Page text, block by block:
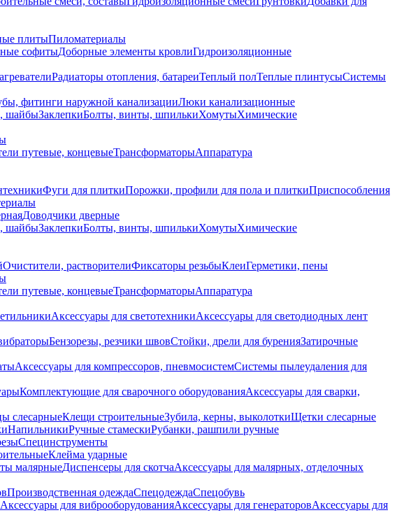
плитыПиломатериалы
софитыДоборные элементы кровлиГидроизоляционные
Радиаторы отопления, батареиТеплый полТеплые плинтусыСистемы
фитинги наружной канализацииЛюки канализационные
шайбыЗаклепкиБолты, винты, шпилькиХомутыХимические
путевые, концевыеТрансформаторыАппаратура
Фуги для плиткиПорожки, профили для пола и плиткиПриспособления
Доводчики дверные
шайбыЗаклепкиБолты, винты, шпилькиХомутыХимические
Очистители, растворителиФиксаторы резьбыКлеиГерметики, пены
путевые, концевыеТрансформаторыАппаратура
Аксессуары для светотехникиАксессуары для светодиодных лент
Бензорезы, резчики швовСтойки, дрели для буренияЗатирочные
Аксессуары для компрессоров, пневмосистемСистемы пылеудаления для
Комплектующие для сварочного оборудованияАксессуары для сварки,
слесарныеКлещи строительныеЗубила, керны, выколоткиЩетки слесарные
НапильникиРучные стамескиРубанки, рашпили ручные
Специнструменты
Клейма ударные
малярныеДиспенсеры для скотчаАксессуары для малярных, отделочных
Производственная одеждаСпецодеждаСпецобувь
Аксессуары для виброоборудованияАксессуары для генераторовАксессуары для